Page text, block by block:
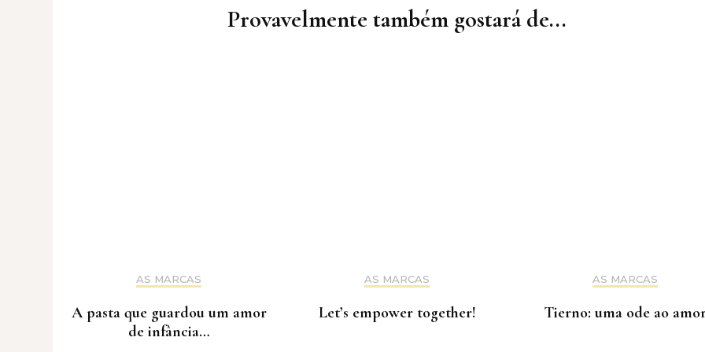
Provavelmente também gostará de...
AS MARCAS
A pasta que guardou um amor
de infância…
AS MARCAS
Let’s empower together!
AS MARCAS
Tierno: uma ode ao